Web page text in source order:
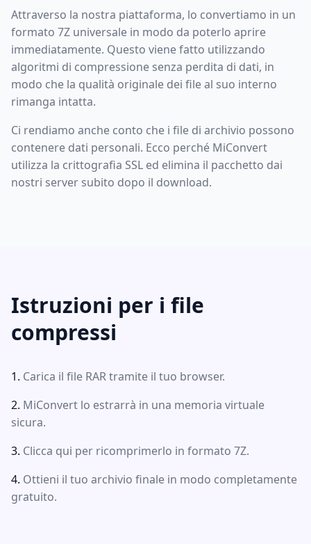
Attraverso la nostra piattaforma, lo convertiamo in un
formato 7Z universale in modo da poterlo aprire
immediatamente. Questo viene fatto utilizzando
algoritmi di compressione senza perdita di dati, in
modo che la qualità originale dei file al suo interno
rimanga intatta.
Ci rendiamo anche conto che i file di archivio possono
contenere dati personali. Ecco perché MiConvert
utilizza la crittografia SSL ed elimina il pacchetto dai
nostri server subito dopo il download.
Istruzioni per i file
compressi
Carica il file RAR tramite il tuo browser.
MiConvert lo estrarrà in una memoria virtuale
sicura.
Clicca qui per ricomprimerlo in formato 7Z.
Ottieni il tuo archivio finale in modo completamente
gratuito.